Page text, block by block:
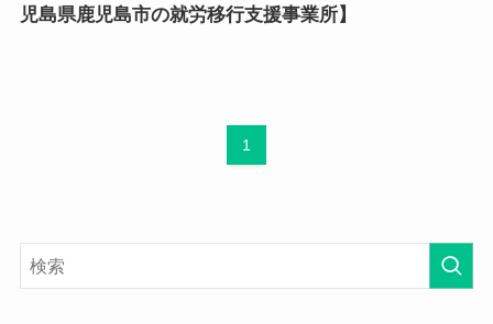
児島県鹿児島市の就労移行支援事業所】
1